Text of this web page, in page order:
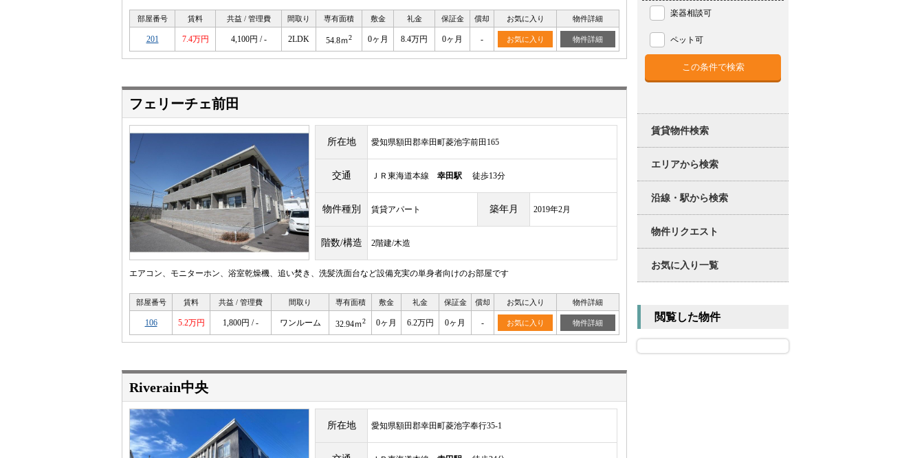
部屋番号 賃料 共益 / 管理費 間取り 専有面積 敷金 礼金 保証金 償却 お気に入り 物件詳細
201 7.4万円 4,100円 / - 2LDK 54.8ｍ2 0ヶ月 8.4万円 0ヶ月 - お気に入り 物件詳細
フェリーチェ前田
所在地 愛知県額田郡幸田町菱池字前田165
交通 ＪＲ東海道本線 幸田駅 徒歩13分
物件種別 賃貸アパート 築年月 2019年2月
階数/構造 2階建/木造
エアコン、モニターホン、浴室乾燥機、追い焚き、洗髪洗面台など設備充実の単身者向けのお部屋です
部屋番号 賃料 共益 / 管理費 間取り 専有面積 敷金 礼金 保証金 償却 お気に入り 物件詳細
106 5.2万円 1,800円 / - ワンルーム 32.94ｍ2 0ヶ月 6.2万円 0ヶ月 - お気に入り 物件詳細
Riverain中央
所在地 愛知県額田郡幸田町菱池字奉行35-1
楽器相談可
ペット可
賃貸物件検索
エリアから検索
沿線・駅から検索
物件リクエスト
お気に入り一覧
閲覧した物件